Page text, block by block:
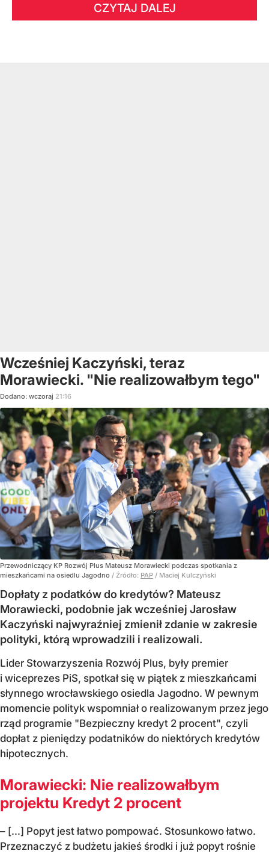
CZYTAJ DALEJ
Wcześniej Kaczyński, teraz
Morawiecki. "Nie realizowałbym tego"
Dodano: wczoraj 21:16
Przewodniczący KP Rozwój Plus Mateusz Morawiecki podczas spotkania z
mieszkańcami na osiedlu Jagodno / Źródło: PAP / Maciej Kulczyński
Dopłaty z podatków do kredytów? Mateusz
Morawiecki, podobnie jak wcześniej Jarosław
Kaczyński najwyraźniej zmienił zdanie w zakresie
polityki, którą wprowadzili i realizowali.
Lider Stowarzyszenia Rozwój Plus, były premier
i wiceprezes PiS, spotkał się w piątek z mieszkańcami
słynnego wrocławskiego osiedla Jagodno. W pewnym
momencie polityk wspomniał o realizowanym przez jego
rząd programie "Bezpieczny kredyt 2 procent", czyli
dopłat z pieniędzy podatników do niektórych kredytów
hipotecznych.
Morawiecki: Nie realizowałbym
projektu Kredyt 2 procent
– [...] Popyt jest łatwo pompować. Stosunkowo łatwo.
Przeznaczyć z budżetu jakieś środki i już popyt rośnie